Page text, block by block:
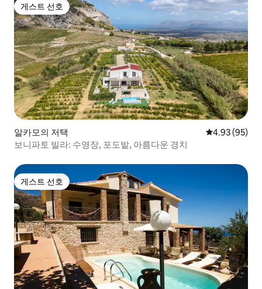
게스트 선호
게스트 선호
알카모의 저택 평점 4.93점(5
4.93 (95)
보니파토 빌라: 수영장, 포도밭, 아름다운 경치
게스트 선호
게스트 선호